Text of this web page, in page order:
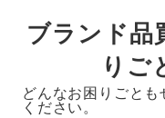
ブランド品
りご
どんなお困りごと
ください。